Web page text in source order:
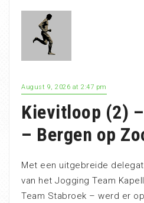
August 9, 2026 at 2:47 pm
Kievitloop (2)
– Bergen op
Met een uitgebreide
van het Jogging Team
Team Stabroek – werd er